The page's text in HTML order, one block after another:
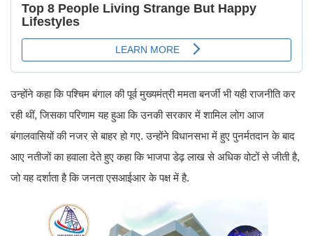
उन्होंने कहा कि पश्चिम बंगाल की पूर्व मुख्यमंत्री ममता बनर्जी भी यही राजनीति कर
रही थीं, जिसका परिणाम यह हुआ कि उनकी सरकार में शामिल लोग आज
बंगालवासियों की नजर से बाहर हो गए. उन्होंने विधानसभा में हुए पुनर्मतदान के बाद
आए नतीजों का हवाला देते हुए कहा कि भाजपा डेढ़ लाख से अधिक वोटों से जीती है,
जो यह दर्शाता है कि जनता एसआईआर के पक्ष में है.